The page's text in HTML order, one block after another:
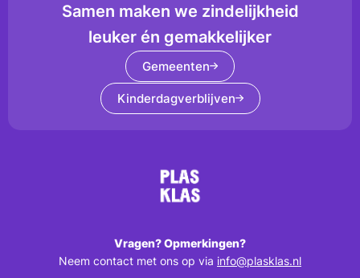
Samen maken we zindelijkheid
leuker én gemakkelijker
Gemeenten
Kinderdagverblijven
Vragen? Opmerkingen?
Neem contact met ons op via info@plasklas.nl